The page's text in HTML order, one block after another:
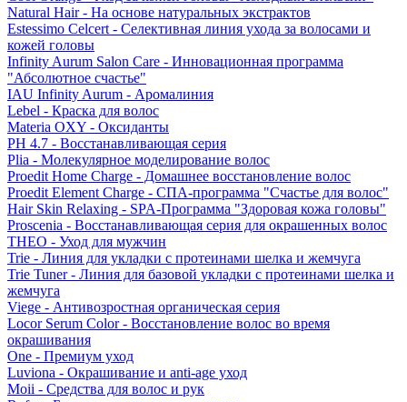
Natural Hair - На основе натуральных экстрактов
Estessimo Celcert - Селективная линия ухода за волосами и
кожей головы
Infinity Aurum Salon Care - Инновационная программа
"Абсолютное счастье"
IAU Infinity Aurum - Аромалиния
Lebel - Краска для волос
Materia OXY - Оксиданты
PH 4.7 - Восстанавливающая серия
Plia - Молекулярное моделирование волос
Proedit Home Charge - Домашнее восстановление волос
Proedit Element Charge - СПА-программа "Счастье для волос"
Hair Skin Relaxing - SPA-Программа "Здоровая кожа головы"
Proscenia - Восстанавливающая серия для окрашенных волос
THEO - Уход для мужчин
Trie - Линия для укладки с протеинами шелка и жемчуга
Trie Tuner - Линия для базовой укладки с протеинами шелка и
жемчуга
Viege - Антивозростная органическая серия
Locor Serum Color - Восстановление волос во время
окрашивания
One - Премиум уход
Luviona - Окрашивание и anti-age уход
Moii - Средства для волос и рук